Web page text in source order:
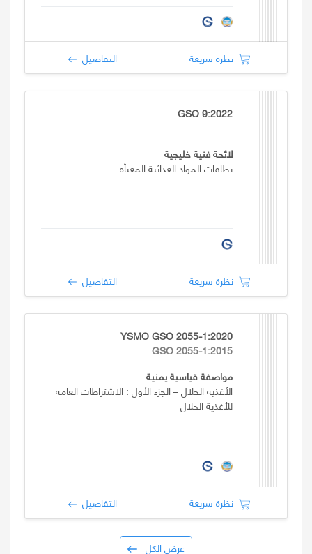
نظرة سريعة التفاصيل
GSO 9:2022
لائحة فنية خليجية
بطاقات المواد الغذائية المعبأة
نظرة سريعة التفاصيل
YSMO GSO 2055-1:2020
GSO 2055-1:2015
مواصفة قياسية يمنية
الأغذية الحلال – الجزء الأول : الاشتراطات العامة
للأغذية الحلال
نظرة سريعة التفاصيل
عرض الكل